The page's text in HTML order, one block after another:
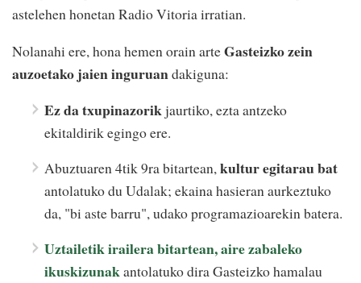
astelehen honetan Radio Vitoria irratian.
Nolanahi ere, hona hemen orain arteGasteizko zein
auzoetako jaien inguruandakiguna:
Ez da txupinazorikjaurtiko, ezta antzeko
ekitaldirik egingo ere.
Abuztuaren 4tik 9ra bitartean,kultur egitarau bat
antolatuko du Udalak; ekaina hasieran aurkeztuko
da, "bi aste barru", udako programazioarekin batera.
Uztailetik irailera bitartean, aire zabaleko
ikuskizunakantolatuko dira Gasteizko hamalau